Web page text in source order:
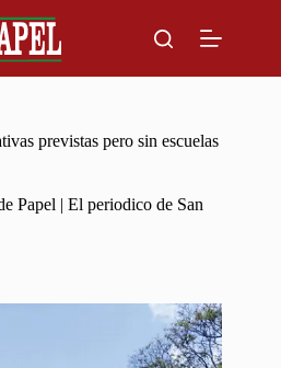
previstas pero sin escuelas
Papel | El periodico de San